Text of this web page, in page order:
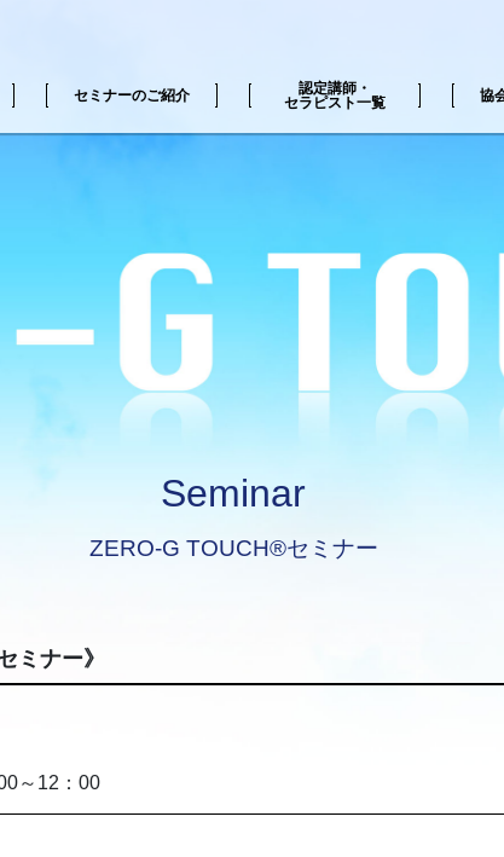
セミナーのご紹介
認定講師・
セラピスト一覧
協
Seminar
ZERO-G TOUCH®セミナー
ミナー》
～12：00